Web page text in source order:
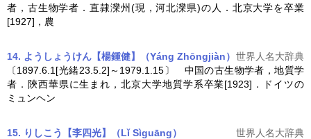
者， 古生物学者．直隷灤州(現，河北灤県)の人．北京大学を卒業
[1927]，農
14. よう しょうけん 【楊鍾健】（Yáng Zhōngjiàn） 世界人名大辞典
〔1897.6.1[光緒23.5.2]～1979.1.15〕 中国の古生物学者，地質学
者．陝西華県に生まれ，北京大学地質学系卒業[1923]．ドイツの
ミュンヘン
15. り しこう 【李四光】（Lǐ Sìguāng）
世界人名大辞典